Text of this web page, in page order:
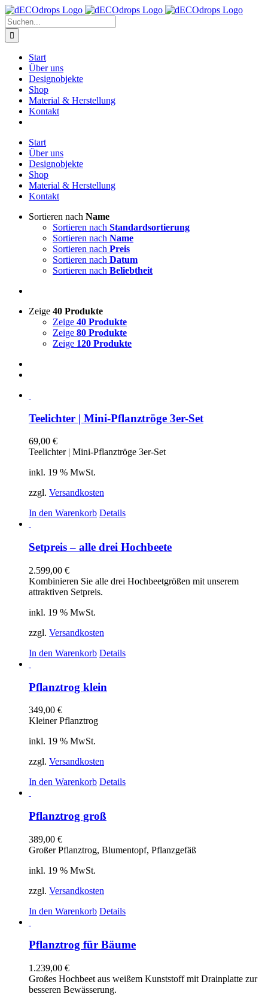
Zum
Inhalt
springen
Suche
nach:
Start
Über uns
Designobjekte
Shop
Material & Herstellung
Kontakt
Start
Über uns
Designobjekte
Shop
Material & Herstellung
Kontakt
Sortieren nach Name
Sortieren nach Standardsortierung
Sortieren nach Name
Sortieren nach Preis
Sortieren nach Datum
Sortieren nach Beliebtheit
Zeige 40 Produkte
Zeige 40 Produkte
Zeige 80 Produkte
Zeige 120 Produkte
Teelichter | Mini-Pflanztröge 3er-Set
69,00 €
Teelichter | Mini-Pflanztröge 3er-Set
inkl. 19 % MwSt.
zzgl. Versandkosten
In den Warenkorb Details
Setpreis – alle drei Hochbeete
2.599,00 €
Kombinieren Sie alle drei Hochbeetgrößen mit unserem
attraktiven Setpreis.
inkl. 19 % MwSt.
zzgl. Versandkosten
In den Warenkorb Details
Pflanztrog klein
349,00 €
Kleiner Pflanztrog
inkl. 19 % MwSt.
zzgl. Versandkosten
In den Warenkorb Details
Pflanztrog groß
389,00 €
Großer Pflanztrog, Blumentopf, Pflanzgefäß
inkl. 19 % MwSt.
zzgl. Versandkosten
In den Warenkorb Details
Pflanztrog für Bäume
1.239,00 €
Großes Hochbeet aus weißem Kunststoff mit Drainplatte zur
besseren Bewässerung.